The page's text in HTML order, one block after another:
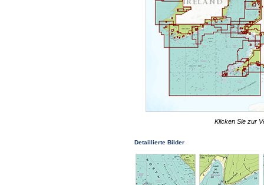
Klicken Sie zur
Detaillierte Bilder